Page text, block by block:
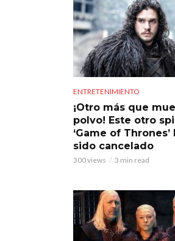
ENTRETENIMIENTO
¡Otro más que
polvo! Este otro
‘Game of Thrones’
sido cancelado
300 views 3 min read